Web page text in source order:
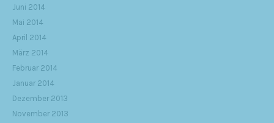
Juni 2014
Mai 2014
April 2014
März 2014
Februar 2014
Januar 2014
Dezember 2013
November 2013